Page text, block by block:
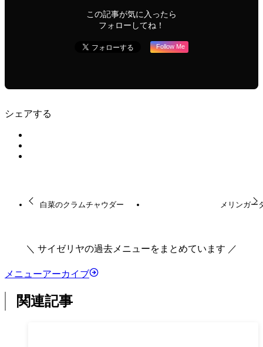
この記事が気に入ったら
フォローしてね！
Follow Me
シェアする
白菜のクラムチャウダー メリンガー
＼ サイゼリヤの過去メニューをまとめています ／
メニューアーカイブ
関連記事